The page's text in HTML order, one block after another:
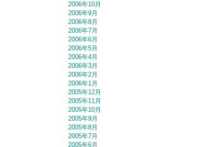
2006年10月
2006年9月
2006年8月
2006年7月
2006年6月
2006年5月
2006年4月
2006年3月
2006年2月
2006年1月
2005年12月
2005年11月
2005年10月
2005年9月
2005年8月
2005年7月
2005年6月